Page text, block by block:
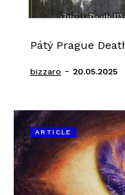
Pátý Prague
bizzaro - 20.05.2025
ARTICLE